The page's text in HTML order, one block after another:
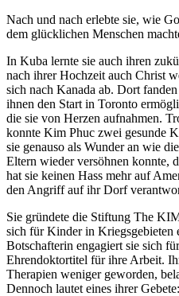
Nach und nach erlebte sie, wie
dem glücklichen Menschen
In Kuba lernte sie auch ihren
nach ihrer Hochzeit auch Christ
sich nach Kanada ab. Dort
ihnen den Start in Toronto
die sie von Herzen aufnahmen.
konnte Kim Phuc zwei gesunde
sie genauso als Wunder an wie
Eltern wieder versöhnen konnte,
hat sie keinen Hass mehr auf
den Angriff auf ihr Dorf
Sie gründete die Stiftung The
sich für Kinder in Kriegsgebieten
Botschafterin engagiert sie sich
Ehrendoktortitel für ihre Arbeit.
Therapien weniger geworden,
Dennoch lautet eines ihrer Gebete: